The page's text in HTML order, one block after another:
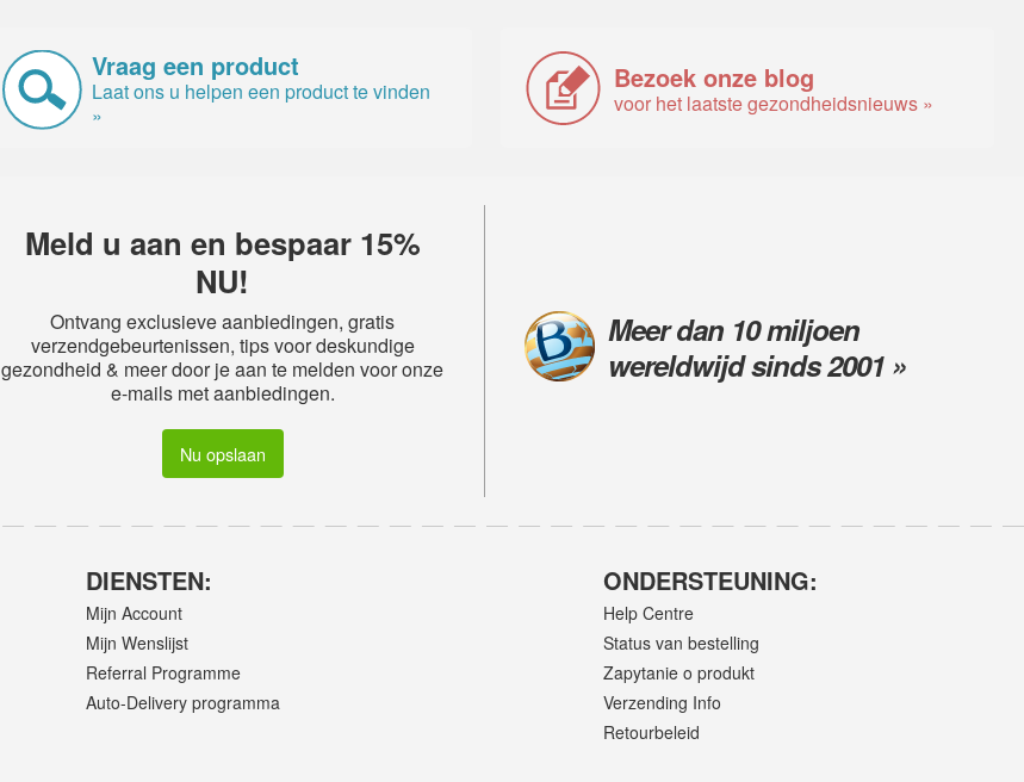
Vraag een product
Laat ons u helpen een product te vinden
»
Bezoek onze blog
voor het laatste gezondheidsnieuws »
Meld u aan en bespaar 15%
NU!
Ontvang exclusieve aanbiedingen, gratis
verzendgebeurtenissen, tips voor deskundige
gezondheid & meer door je aan te melden voor onze
e-mails met aanbiedingen.
Nu opslaan
Meer dan 10 miljoen
wereldwijd sinds 2001 »
DIENSTEN:
Mijn Account
Mijn Wenslijst
Referral Programme
Auto-Delivery programma
ONDERSTEUNING:
Help Centre
Status van bestelling
Zapytanie o produkt
Verzending Info
Retourbeleid